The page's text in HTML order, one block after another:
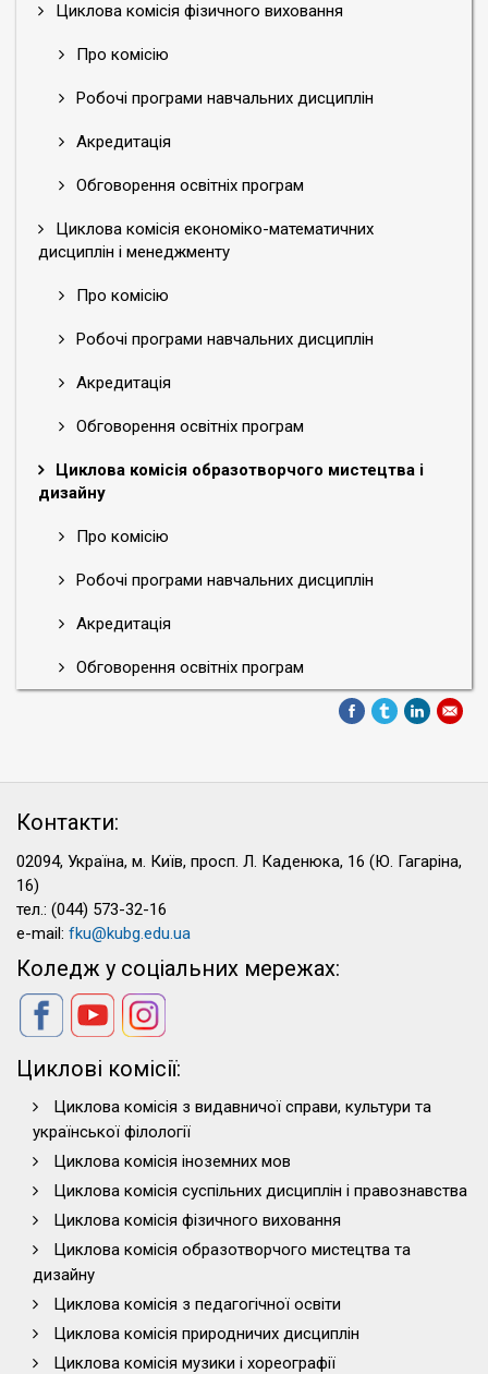
Циклова комісія фізичного виховання
Про комісію
Робочі програми навчальних дисциплін
Акредитація
Обговорення освітніх програм
Циклова комісія економіко-математичних
дисциплін і менеджменту
Про комісію
Робочі програми навчальних дисциплін
Акредитація
Обговорення освітніх програм
Циклова комісія образотворчого мистецтва і
дизайну
Про комісію
Робочі програми навчальних дисциплін
Акредитація
Обговорення освітніх програм
Контакти:
02094, Україна, м. Київ, просп. Л. Каденюка, 16 (Ю. Гагаріна,
16)
тел.: (044) 573-32-16
e-mail: fku@kubg.edu.ua
Коледж у соціальних мережах:
Циклові комісії:
Циклова комісія з видавничої справи, культури та
української філології
Циклова комісія іноземних мов
Циклова комісія суспільних дисциплін і правознавства
Циклова комісія фізичного виховання
Циклова комісія образотворчого мистецтва та
дизайну
Циклова комісія з педагогічної освіти
Циклова комісія природничих дисциплін
Циклова комісія музики і хореографії